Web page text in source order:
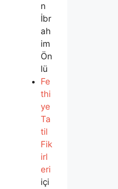
n
İbr
ah
im
Ön
lü
Fe
thi
ye
Ta
til
Fik
irl
eri
içi